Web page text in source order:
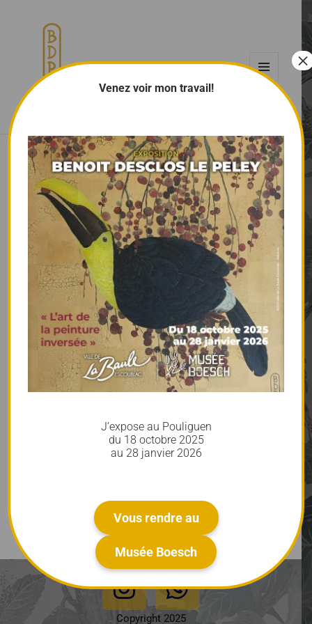
Benoit Desclos le Peley
Menu
Le vignoble
Peinture inversée sur fond peint, composée de 14
panneaux
Dimension d’1 panneau : 50 cm x 55 cm
Dimensions totales : 350 cm x 110 cm
Un vignoble-détail
Venez voir mon travail!
J’expose au Pouliguen
du 18 octobre 2025
au 28 janvier 2026
Vous rendre au
Musée Boesch
×
Copyright 2025